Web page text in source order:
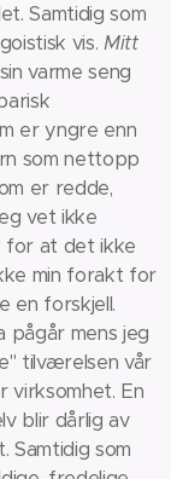
Samtidig som
vis. Mitt
varme seng
er yngre enn
som nettopp
er redde,
vet ikke
for at det ikke
min forakt for
en forskjell.
pågår mens jeg
tilværelsen vår
virksomhet. En
blir dårlig av
Samtidig som